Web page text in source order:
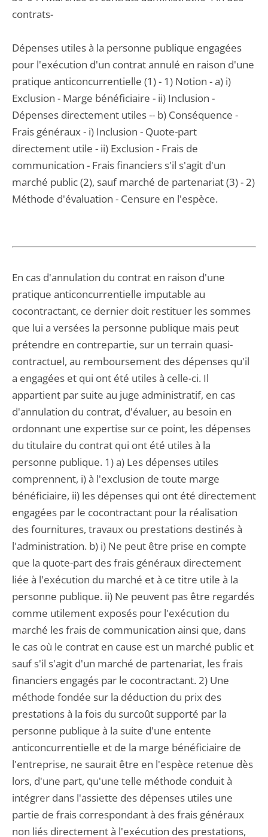
contrats-
Dépenses utiles à la personne publique engagées
pour l'exécution d'un contrat annulé en raison d'une
pratique anticoncurrentielle (1) - 1) Notion - a) i)
Exclusion - Marge bénéficiaire - ii) Inclusion -
Dépenses directement utiles -- b) Conséquence -
Frais généraux - i) Inclusion - Quote-part
directement utile - ii) Exclusion - Frais de
communication - Frais financiers s'il s'agit d'un
marché public (2), sauf marché de partenariat (3) - 2)
Méthode d'évaluation - Censure en l'espèce.
En cas d'annulation du contrat en raison d'une
pratique anticoncurrentielle imputable au
cocontractant, ce dernier doit restituer les sommes
que lui a versées la personne publique mais peut
prétendre en contrepartie, sur un terrain quasi-
contractuel, au remboursement des dépenses qu'il
a engagées et qui ont été utiles à celle-ci. Il
appartient par suite au juge administratif, en cas
d'annulation du contrat, d'évaluer, au besoin en
ordonnant une expertise sur ce point, les dépenses
du titulaire du contrat qui ont été utiles à la
personne publique. 1) a) Les dépenses utiles
comprennent, i) à l'exclusion de toute marge
bénéficiaire, ii) les dépenses qui ont été directement
engagées par le cocontractant pour la réalisation
des fournitures, travaux ou prestations destinés à
l'administration. b) i) Ne peut être prise en compte
que la quote-part des frais généraux directement
liée à l'exécution du marché et à ce titre utile à la
personne publique. ii) Ne peuvent pas être regardés
comme utilement exposés pour l'exécution du
marché les frais de communication ainsi que, dans
le cas où le contrat en cause est un marché public et
sauf s'il s'agit d'un marché de partenariat, les frais
financiers engagés par le cocontractant. 2) Une
méthode fondée sur la déduction du prix des
prestations à la fois du surcoût supporté par la
personne publique à la suite d'une entente
anticoncurrentielle et de la marge bénéficiaire de
l'entreprise, ne saurait être en l'espèce retenue dès
lors, d'une part, qu'une telle méthode conduit à
intégrer dans l'assiette des dépenses utiles une
partie de frais correspondant à des frais généraux
non liés directement à l'exécution des prestations,